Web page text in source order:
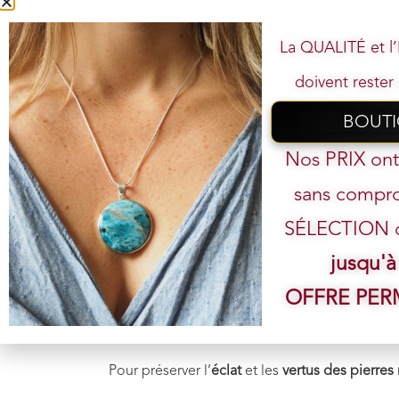
L’Aventurineest une pierre de
la chance
renforcer la confiance en soi .
Physique: Améliore la
circulation
Émotionnel
: Favorise l’apaisementdes
Spirituel: Stimule la , favorise
L’Aventurine est idéale pour ceux qui
Pour préserver l’éclatet les vertus des pierres
La QUALITÉ et
doivent rester
Nos PRIX
sans
SÉLECTION
OFFRE